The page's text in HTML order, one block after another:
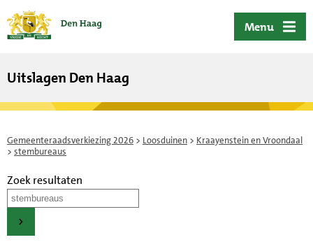
Menu
Uitslagen Den Haag
Gemeenteraadsverkiezing 2026 > Loosduinen > Kraayenstein en Vroondaal
> stembureaus
Zoek resultaten